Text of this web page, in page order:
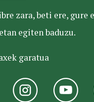
zara, beti ere,
egiten baduzu.
garatua